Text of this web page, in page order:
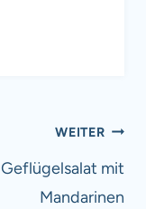
WEITER
Geflügelsalat mit
Mandarinen